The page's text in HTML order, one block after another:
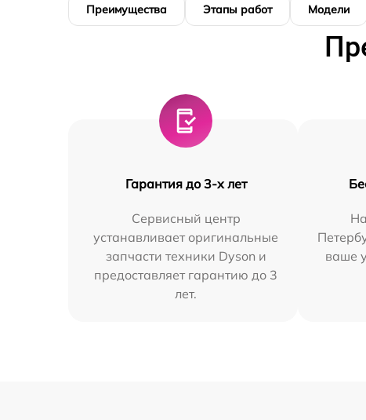
Преимущества Этапы работ Модели
Гарантия до 3-х лет
Сервисный центр
устанавливает оригинальные
запчасти техники Dyson и
предоставляет гарантию до 3
лет.
ваше